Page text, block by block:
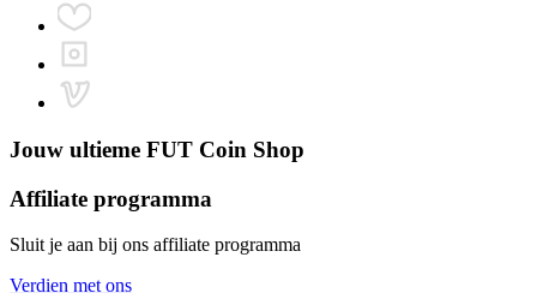
Jouw ultieme FUT Coin Shop
Affiliate programma
Sluit je aan bij ons affiliate programma
Verdien met ons